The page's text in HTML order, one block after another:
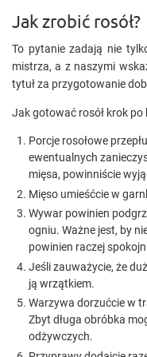
Jak zrobić rosół?
To pytanie zadają nie
mistrza, a z naszymi
tytuł za przygotowanie
Jak gotować rosół krok po
Porcje rosołowe
ewentualnych
mięsa, powinniście
Mięso umieśćcie w
Wywar powinien
ogniu. Ważne jest, by
powinien raczej
Jeśli zauważycie, że
ją wrzątkiem.
Warzywa dorzućcie w
Zbyt długa obróbka
odżywczych.